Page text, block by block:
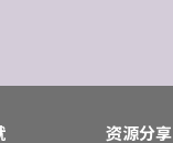
资源分享